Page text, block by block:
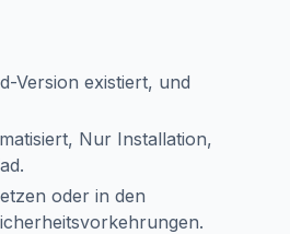
Version existiert, und
Nur Installation,
oder in den